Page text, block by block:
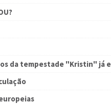
da tempestade "Kristin" já